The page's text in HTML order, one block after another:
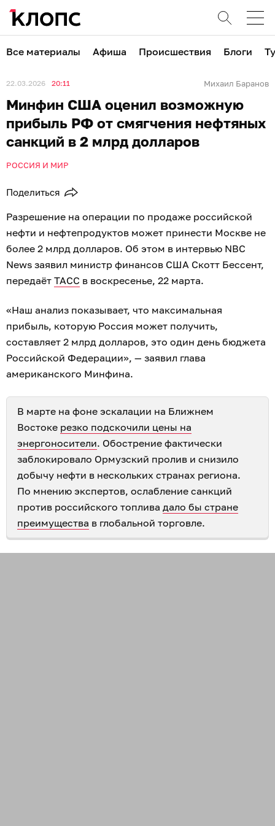
Все материалы Афиша Происшествия Блоги
22.03.2026 20:11 Михаил Баранов
Минфин США оценил возможную
прибыль РФ от смягчения нефтяных
санкций в 2 млрд долларов
РОССИЯ И МИР
Поделиться
Разрешение на операции по продаже российской
нефти и нефтепродуктов может принести Москве не
более 2 млрд долларов. Об этом в интервью NBC
News заявил министр финансов США Скотт Бессент,
передаёт ТАСС в воскресенье, 22 марта.
«Наш анализ показывает, что максимальная
прибыль, которую Россия может получить,
составляет 2 млрд долларов, это один день бюджета
Российской Федерации», — заявил глава
американского Минфина.
В марте на фоне эскалации на Ближнем
Востоке резко подскочили цены на
энергоносители. Обострение фактически
заблокировало Ормузский пролив и снизило
добычу нефти в нескольких странах региона.
По мнению экспертов, ослабление санкций
против российского топлива дало бы стране
преимущества в глобальной торговле.